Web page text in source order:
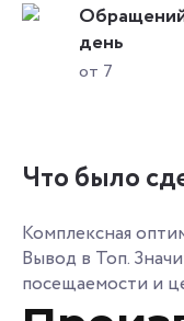
день
от 7
Что было
Комплексная
Вывод в Топ.
посещаемости и